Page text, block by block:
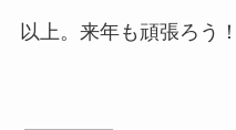
以上。来年も頑張ろう！